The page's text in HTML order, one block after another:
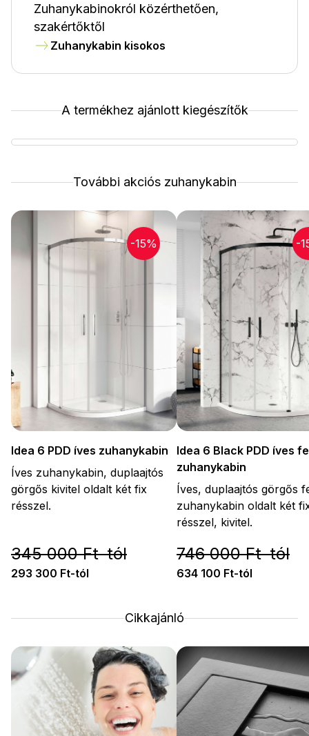
Zuhanykabinokról közérthetően,
szakértőktől
Zuhanykabin kisokos
A termékhez ajánlott kiegészítők
További akciós zuhanykabin
-15%
Idea 6 PDD íves zuhanykabin
Íves zuhanykabin, duplaajtós
görgős kivitel oldalt két fix
résszel.
345 000 Ft-tól
293 300 Ft-tól
-
Idea 6 Black PDD íves
zuhanykabin
Íves, duplaajtós görgős
zuhanykabin oldalt két
résszel, kivitel.
746 000 Ft-tól
634 100 Ft-tól
Cikkajánló